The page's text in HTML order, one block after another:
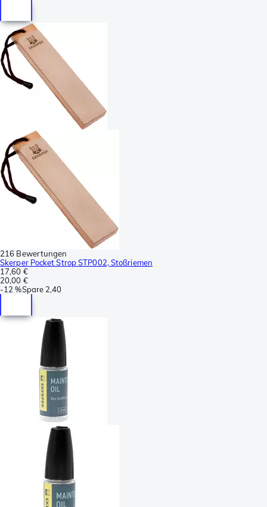
216 Bewertungen
Skerper Pocket Strop STP002, Stoßriemen
17,60 €
20,00 €
-12 %Spare 2,40